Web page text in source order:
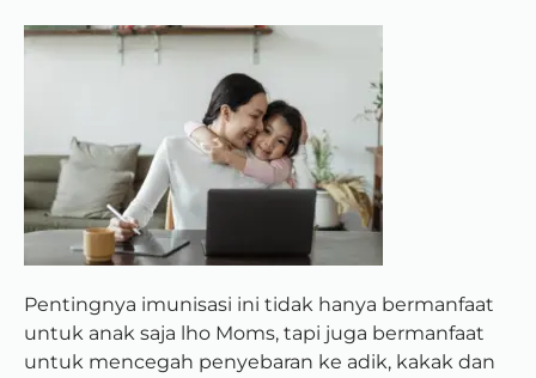
Pentingnya imunisasi ini tidak hanya bermanfaat
untuk anak saja lho Moms, tapi juga bermanfaat
untuk mencegah penyebaran ke adik, kakak dan